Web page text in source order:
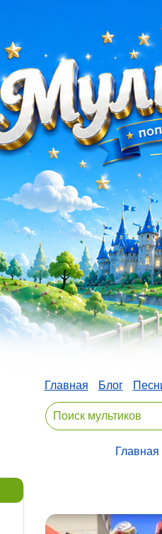
Главная Блог
Главная